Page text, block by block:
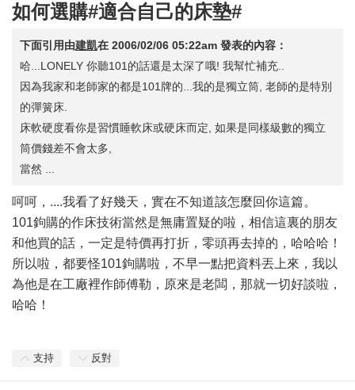
如何選購#適合自己的床墊#
下面引用由建凱在 2006/02/06 05:22am 發表的內容：
哈...LONELY 你聽101的話還是太深了哦! 我幫忙補充..
因為我家和老師家的都是101牌的...我的是獨立筒, 老師的是特別
的彈簧床.
床軟硬度看你是習慣睡軟床或硬床而定, 如果是同樣級數的獨立
筒價錢差不會太多,
當然 ...
呵呵，....我看了好幾天，實在不知道該怎麼回你這篇。
101鉤購的作床技術當然是無庸置疑的啦，相信這裏的朋友
和他買的話，一定是特價再打折，零頭再去掉的，哈哈哈！
所以啦，都要怪101鉤購啦，不早一點把資料丟上來，我以
為他是在工廠裡作師傅勒，原來是老闆，那就一切好談啦，
哈哈！
支持 反對